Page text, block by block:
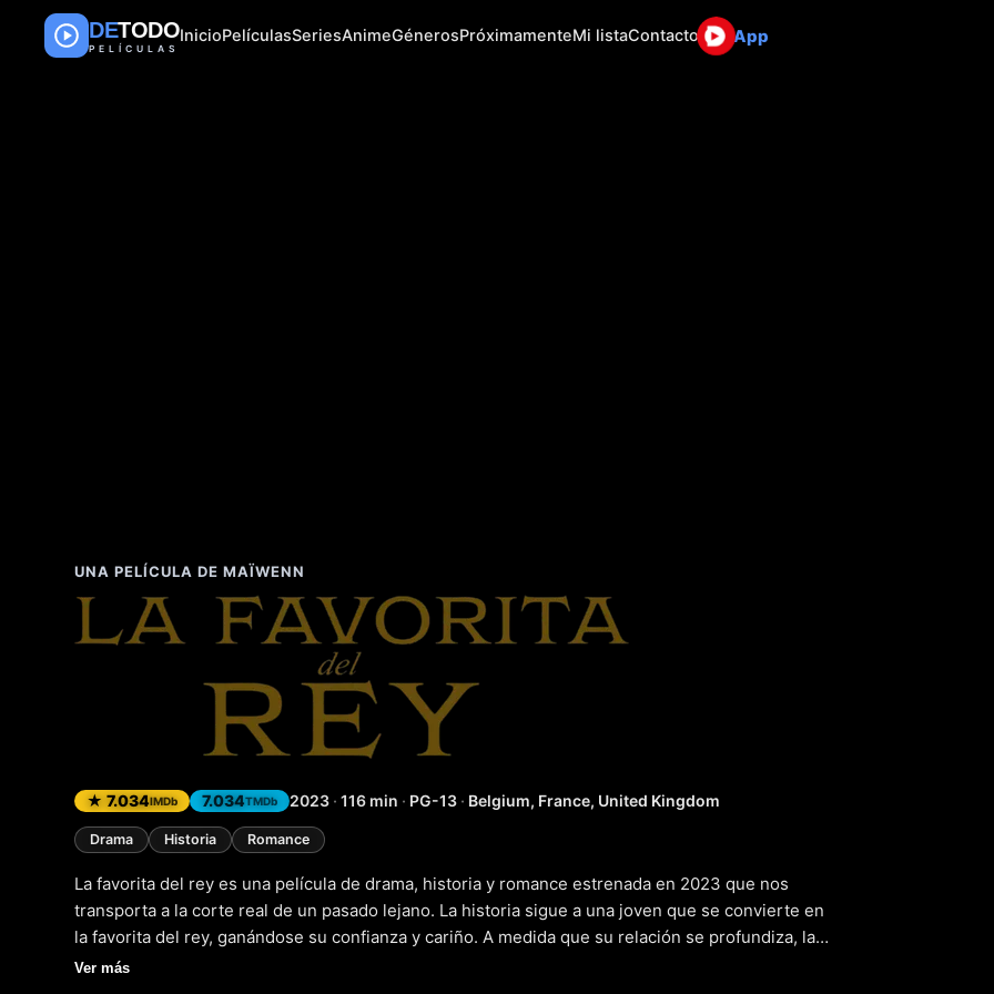
DETODO
PELÍCULAS
InicioPelículasSeriesAnimeGénerosPróximamenteMi listaContacto App
UNA PELÍCULA DE MAÏWENN
La favorita del rey
★ 7.034IMDb 7.034TMDb 2023 · 116 min · PG-13 · Belgium, France, United Kingdom
Drama Historia Romance
La favorita del rey es una película de drama, historia y romance estrenada en 2023 que nos
transporta a la corte real de un pasado lejano. La historia sigue a una joven que se convierte en
la favorita del rey, ganándose su confianza y cariño. A medida que su relación se profundiza, la
joven se ve envuelta en una red de intrigas y poderes en juego dentro de la corte. Con un guión
Ver más